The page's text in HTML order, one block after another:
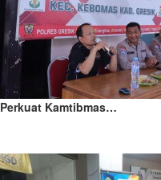
Perkuat Kamtibmas…